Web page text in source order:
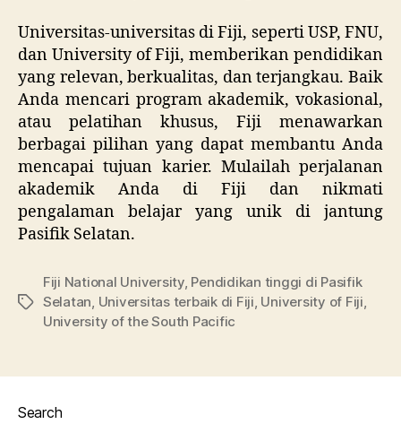
Universitas-universitas di Fiji, seperti USP, FNU,
dan University of Fiji, memberikan pendidikan
yang relevan, berkualitas, dan terjangkau. Baik
Anda mencari program akademik, vokasional,
atau pelatihan khusus, Fiji menawarkan
berbagai pilihan yang dapat membantu Anda
mencapai tujuan karier. Mulailah perjalanan
akademik Anda di Fiji dan nikmati
pengalaman belajar yang unik di jantung
Pasifik Selatan.
Tags
Fiji National University, Pendidikan tinggi di Pasifik
Selatan, Universitas terbaik di Fiji, University of Fiji,
University of the South Pacific
Search